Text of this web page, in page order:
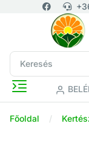
Főoldal